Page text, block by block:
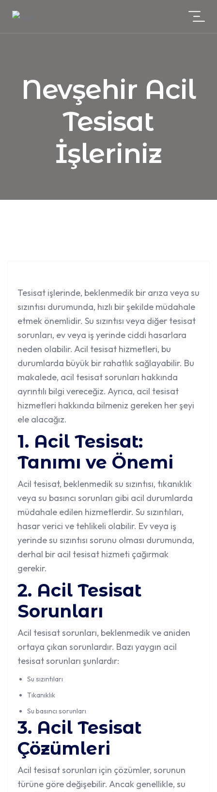
Nevşehir Acil
Tesisat
İşleriniz
Tesisat işlerinde, beklenmedik bir arıza veya su
sızıntısı durumunda, hızlı bir şekilde müdahale
etmek önemlidir. Su sızıntısı veya diğer tesisat
sorunları, ev veya iş yerinde ciddi hasarlara
neden olabilir. Acil tesisat hizmetleri, bu
durumlarda büyük bir rahatlık sağlayabilir. Bu
makalede, acil tesisat sorunları hakkında
ayrıntılı bilgi vereceğiz. Ayrıca, acil tesisat
hizmetleri hakkında bilmeniz gereken her şeyi
ele alacağız.
1. Acil Tesisat:
Tanımı ve Önemi
Acil tesisat, beklenmedik su sızıntısı, tıkanıklık
veya su basıncı sorunları gibi acil durumlarda
müdahale edilen hizmetlerdir. Su sızıntıları,
hasar verici ve tehlikeli olabilir. Ev veya iş
yerinde su sızıntısı sorunu olması durumunda,
derhal bir acil tesisat hizmeti çağırmak
gerekir.
2. Acil Tesisat
Sorunları
Acil tesisat sorunları, beklenmedik ve aniden
ortaya çıkan sorunlardır. Bazı yaygın acil
tesisat sorunları şunlardır:
Su sızıntıları
Tıkanıklık
Su basıncı sorunları
3. Acil Tesisat
Çözümleri
Acil tesisat sorunları için çözümler, sorunun
türüne göre değişebilir. Ancak genellikle, su